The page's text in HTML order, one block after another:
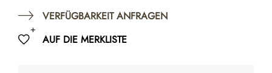
VERFÜGBARKEIT ANFRAGEN
AUF DIE MERKLISTE